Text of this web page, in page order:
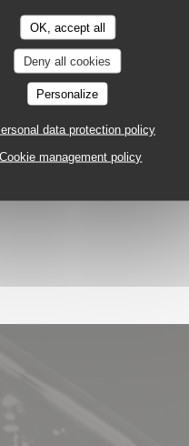
OK, accept all
Deny all cookies
Personalize
data protection policy
Cookie management policy
to this review
compartir su visita con
de nuestra cocina
Comentarios como
cada detalle.
pronto! L'équipe du Au